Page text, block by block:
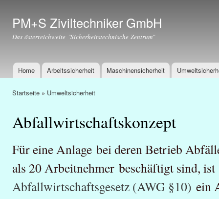
PM+S Ziviltechniker GmbH
Das österreichweite "Sicherheitstechnische Zentrum"
Hauptmenü
Home Arbeitssicherheit Maschinensicherheit
Startseite » Umweltsicherheit
Abfallwirtschaftskonzept
Für eine Anlage bei deren Betrieb
als 20 Arbeitnehmer beschäftigt sind,
Abfallwirtschaftsgesetz (AWG §10) ein